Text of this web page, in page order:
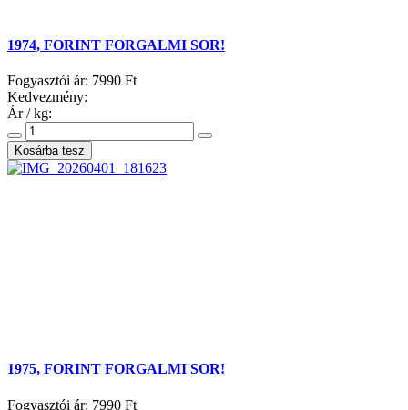
1974, FORINT FORGALMI SOR!
Fogyasztói ár: 7990 Ft
Kedvezmény:
Ár / kg:
1975, FORINT FORGALMI SOR!
Fogyasztói ár: 7990 Ft